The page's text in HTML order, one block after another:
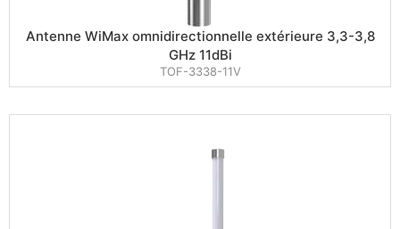
Antenne WiMax omnidirectionnelle extérieure 3,3-3,8
GHz 11dBi
TOF-3338-11V